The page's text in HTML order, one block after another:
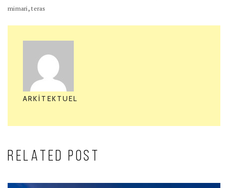
mimari ,teras
ARKITEKTUEL
RELATED POST